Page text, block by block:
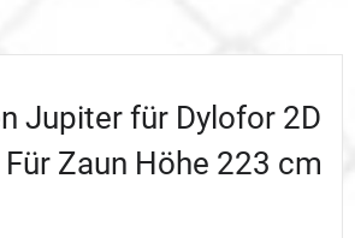
Jupiter für Dylofor 2D
Für Zaun Höhe 223 cm